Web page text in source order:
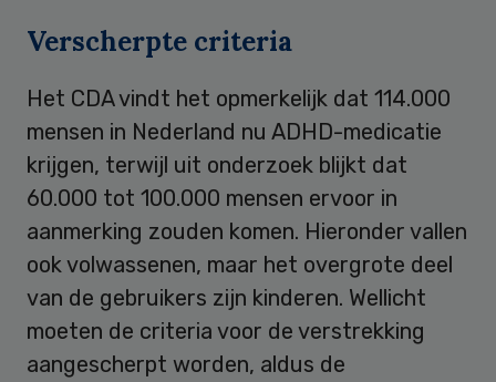
Verscherpte criteria
Het CDA vindt het opmerkelijk dat 114.000
mensen in Nederland nu ADHD-medicatie
krijgen, terwijl uit onderzoek blijkt dat
60.000 tot 100.000 mensen ervoor in
aanmerking zouden komen. Hieronder vallen
ook volwassenen, maar het overgrote deel
van de gebruikers zijn kinderen. Wellicht
moeten de criteria voor de verstrekking
aangescherpt worden, aldus de